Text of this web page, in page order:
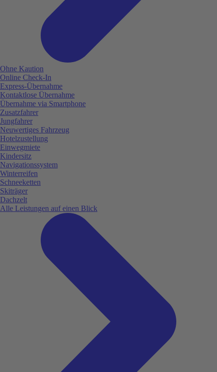
Ohne Kaution
Online Check-In
Express-Übernahme
Kontaktlose Übernahme
Übernahme via Smartphone
Zusatzfahrer
Jungfahrer
Neuwertiges Fahrzeug
Hotelzustellung
Einwegmiete
Kindersitz
Navigationssystem
Winterreifen
Schneeketten
Skiträger
Dachzelt
Alle Leistungen auf einen Blick